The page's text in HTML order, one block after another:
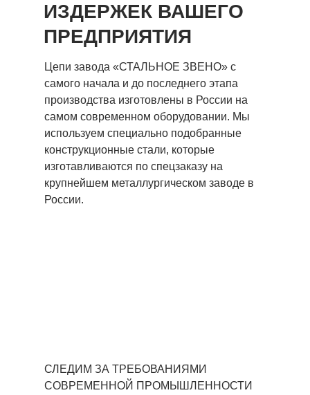
ИЗДЕРЖЕК ВАШЕГО
ПРЕДПРИЯТИЯ
Цепи завода ‭«СТАЛЬНОЕ ЗВЕНО» c
самого начала и до последнего этапа
производства изготовлены в России на
самом современном оборудовании. Мы
используем специально подобранные
конструкционные стали, которые
изготавливаются по спецзаказу на
крупнейшем металлургическом заводе в
России.
СЛЕДИМ ЗА ТРЕБОВАНИЯМИ
СОВРЕМЕННОЙ ПРОМЫШЛЕННОСТИ